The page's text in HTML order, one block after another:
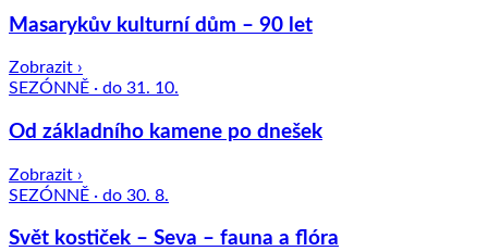
Masarykův kulturní dům – 90 let
Zobrazit ›
SEZÓNNĚ · do 31. 10.
Od základního kamene po dnešek
Zobrazit ›
SEZÓNNĚ · do 30. 8.
Svět kostiček – Seva – fauna a flóra